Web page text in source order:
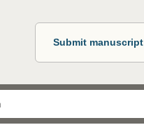
Submit manuscript